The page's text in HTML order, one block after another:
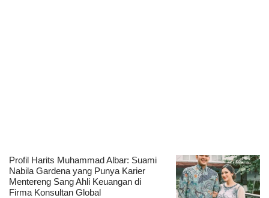
Profil Harits Muhammad Albar: Suami
Nabila Gardena yang Punya Karier
Mentereng Sang Ahli Keuangan di
Firma Konsultan Global